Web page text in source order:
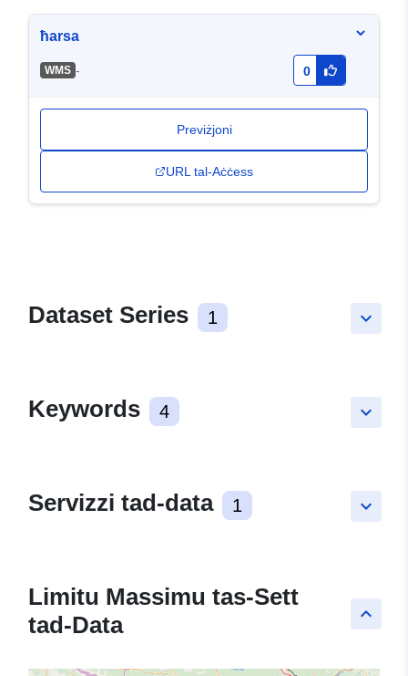
ħarsa
WMS - 0
Previżjoni
URL tal-Aċċess
keyboard_arrow_down
Dataset Series 1
keyboard_arrow_down
Keywords 4
keyboard_arrow_down
Servizzi tad-data 1
keyboard_arrow_up
Limitu Massimu tas-Sett
tad-Data